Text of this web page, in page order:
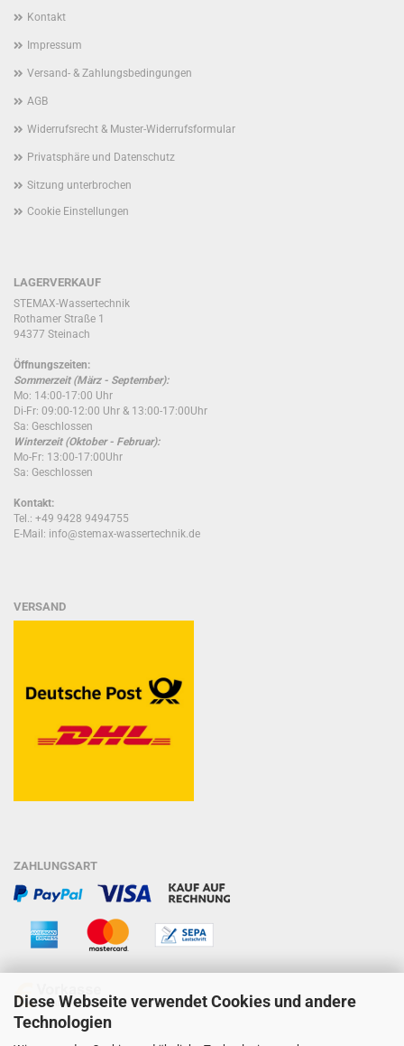
Diese Webseite verwendet Cookies und andere
Technologien
Kontakt
Impressum
Versand- & Zahlungsbedingungen
AGB
Widerrufsrecht & Muster-Widerrufsformular
Privatsphäre und Datenschutz
Sitzung unterbrochen
Cookie Einstellungen
LAGERVERKAUF
STEMAX-Wassertechnik
Rothamer Straße 1
94377 Steinach
Öffnungszeiten:
Sommerzeit (März - September):
Mo: 14:00-17:00 Uhr
Di-Fr: 09:00-12:00 Uhr & 13:00-17:00Uhr
Sa: Geschlossen
Winterzeit (Oktober - Februar):
Mo-Fr: 13:00-17:00Uhr
Sa: Geschlossen
Kontakt:
Tel.: +49 9428 9494755
E-Mail: info@stemax-wassertechnik.de
VERSAND
ZAHLUNGSART